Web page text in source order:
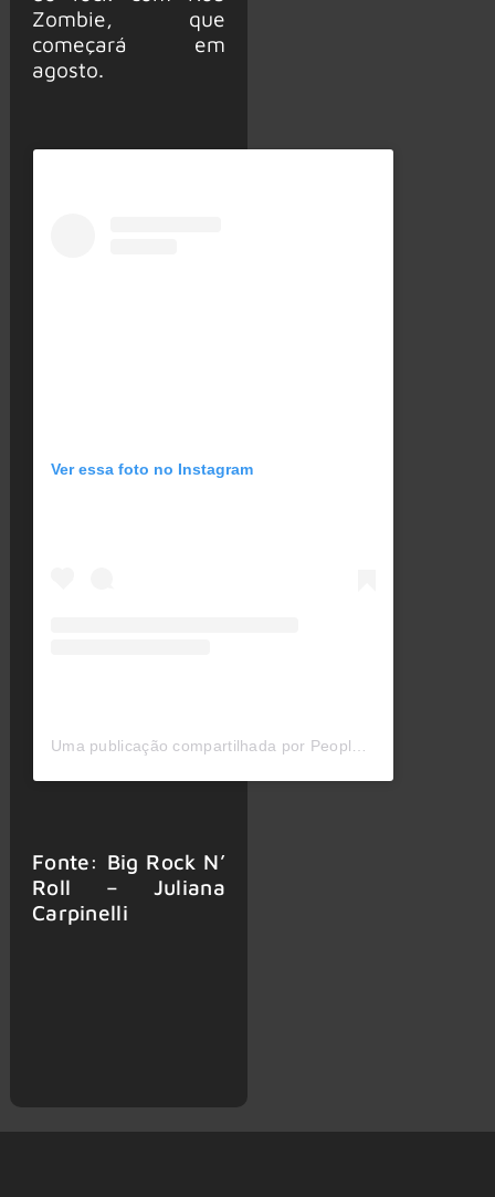
Zombie, que
começará em
agosto.
Ver essa foto no Instagram
Fonte: Big Rock N’
Roll – Juliana
Carpinelli